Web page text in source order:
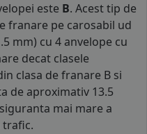
este B. Acest tip de
franare pe carosabil ud
mm) cu 4 anvelope cu
decat clasele
clasa de franare B si
de aproximativ 13.5
mai mare a